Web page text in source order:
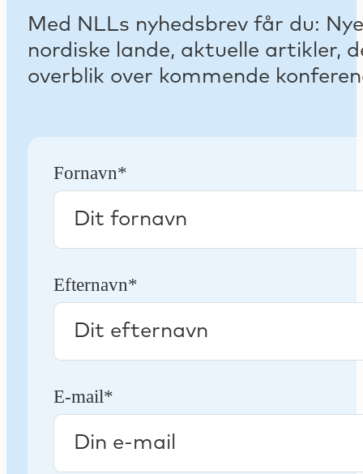
Med NLLs nyhedsbrev får du:
nordiske lande, aktuelle
overblik over kommende
Fornavn*
Efternavn*
E-mail*